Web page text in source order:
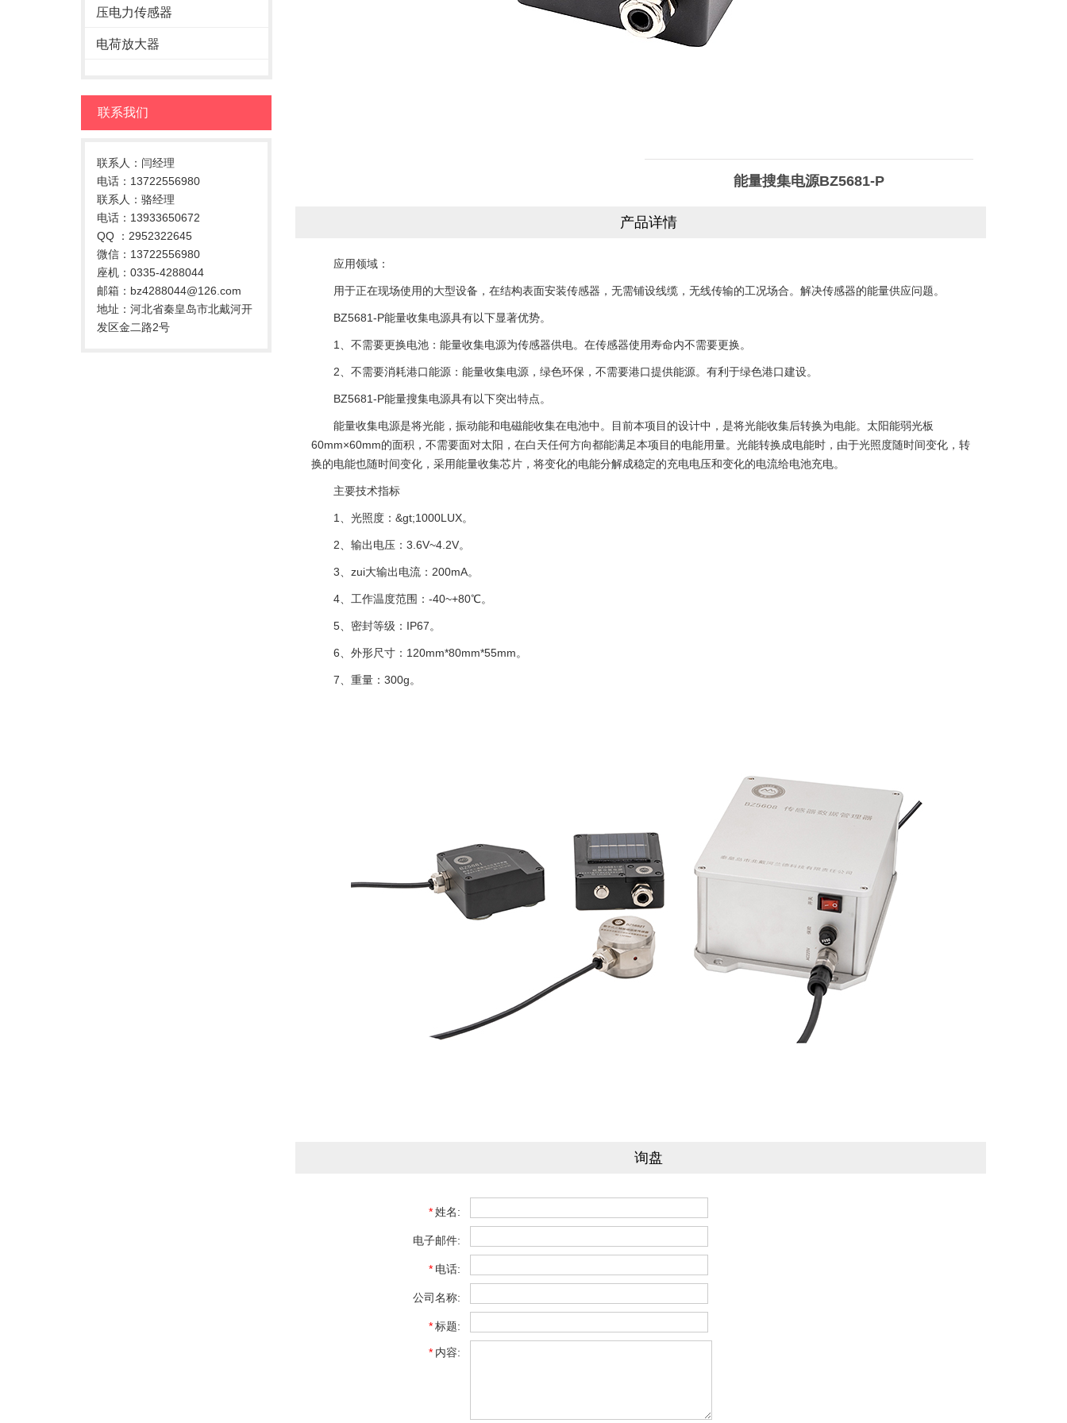
压电力传感器
电荷放大器
联系我们
联系人：闫经理
电话：13722556980
联系人：骆经理
电话：13933650672
QQ ：2952322645
微信：13722556980
座机：0335-4288044
邮箱：bz4288044@126.com
地址：河北省秦皇岛市北戴河开
发区金二路2号
能量搜集电源BZ5681-P
产品详情
应用领域：
用于正在现场使用的大型设备，在结构表面安装传感器，无需铺设线缆，无线传输的工况场合。解决传感器的能量供应问题。
BZ5681-P能量收集电源具有以下显著优势。
1、不需要更换电池：能量收集电源为传感器供电。在传感器使用寿命内不需要更换。
2、不需要消耗港口能源：能量收集电源，绿色环保，不需要港口提供能源。有利于绿色港口建设。
BZ5681-P能量搜集电源具有以下突出特点。
能量收集电源是将光能，振动能和电磁能收集在电池中。目前本项目的设计中，是将光能收集后转换为电能。太阳能弱光板
60mm×60mm的面积，不需要面对太阳，在白天任何方向都能满足本项目的电能用量。光能转换成电能时，由于光照度随时间变化，转
换的电能也随时间变化，采用能量收集芯片，将变化的电能分解成稳定的充电电压和变化的电流给电池充电。
主要技术指标
1、光照度：&gt;1000LUX。
2、输出电压：3.6V~4.2V。
3、zui大输出电流：200mA。
4、工作温度范围：-40~+80℃。
5、密封等级：IP67。
6、外形尺寸：120mm*80mm*55mm。
7、重量：300g。
询盘
*姓名:
电子邮件:
* 电话:
公司名称:
*标题:
* 内容: